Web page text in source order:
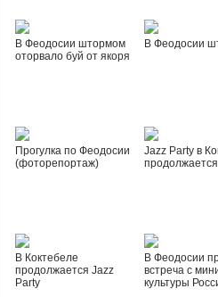
В Феодосии штормом
оторвало буй от якоря
В Феодосии
Прогулка по Феодосии
(фоторепортаж)
Jazz Party в
продолжается
В Коктебеле
продолжается Jazz
Party
В Феодосии
встреча с
культуры